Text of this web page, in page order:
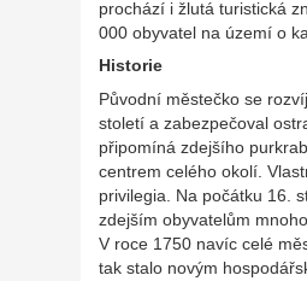
prochází i žlutá turistická
000 obyvatel na území o
Historie
Původní městečko se
století a zabezpečoval
připomíná zdejšího
centrem celého okolí.
privilegia. Na počátku 16.
zdejším obyvatelům
V roce 1750 navíc celé
tak stalo novým